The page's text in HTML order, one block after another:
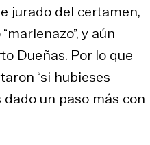
jurado del certamen,
y aún
Dueñas. Por lo que
“si hubieses
un paso más con